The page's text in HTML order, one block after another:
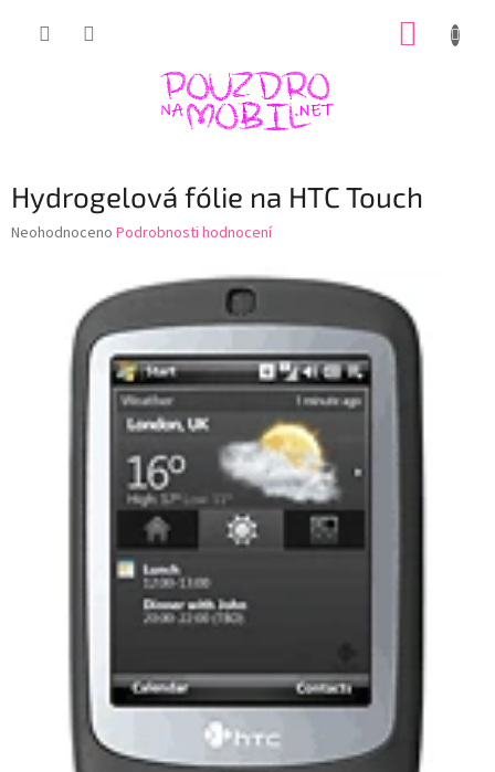
Hydrogelová fólie na HTC Touch
Průměrné
Neohodnoceno Podrobnosti hodnocení